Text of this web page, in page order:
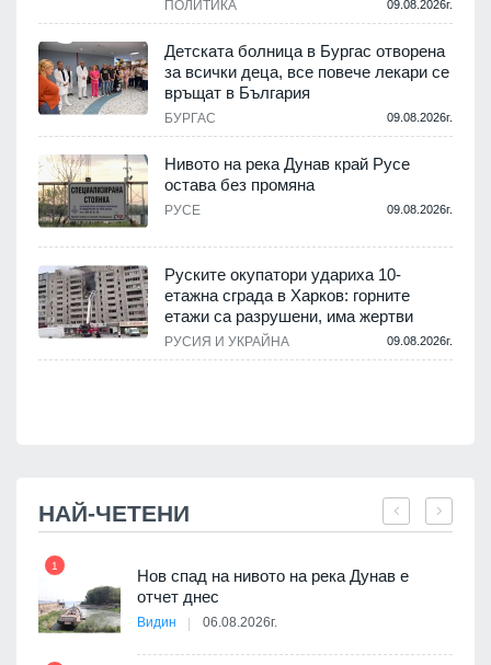
ПОЛИТИКА 09.08.2026г.
Детската болница в Бургас отворена
за всички деца, все повече лекари се
връщат в България
БУРГАС 09.08.2026г.
Нивото на река Дунав край Русе
остава без промяна
РУСЕ 09.08.2026г.
Руските окупатори удариха 10-
етажна сграда в Харков: горните
етажи са разрушени, има жертви
РУСИЯ И УКРАЙНА 09.08.2026г.
НАЙ-ЧЕТЕНИ
1
Нов спад на нивото на река Дунав е
отчет днес
Видин 06.08.2026г.